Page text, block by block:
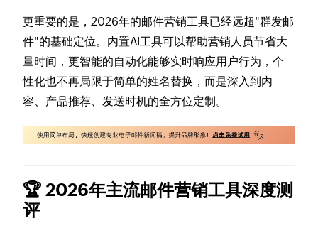
更重要的是，2026年的邮件营销工具已经远超"群发邮
件"的基础定位。内置AI工具可以帮助营销人员节省大
量时间，更智能的自动化能够实时响应用户行为，个
性化也不再局限于简单的姓名替换，而是深入到内
容、产品推荐、发送时机的全方位定制。
🏆 2026年主流邮件营销工具深度测
评